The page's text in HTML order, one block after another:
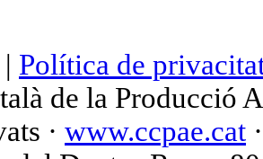
| Política de
de la Producció
· www.ccpae.cat